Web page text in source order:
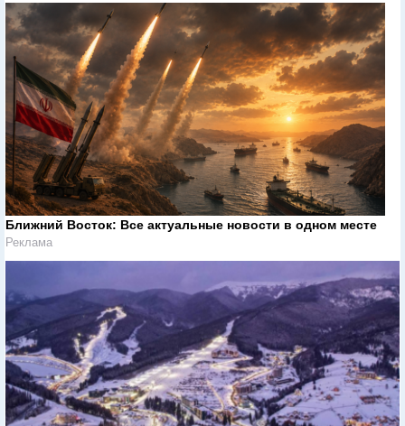
Ближний Восток: Все актуальные новости в одном месте
Реклама